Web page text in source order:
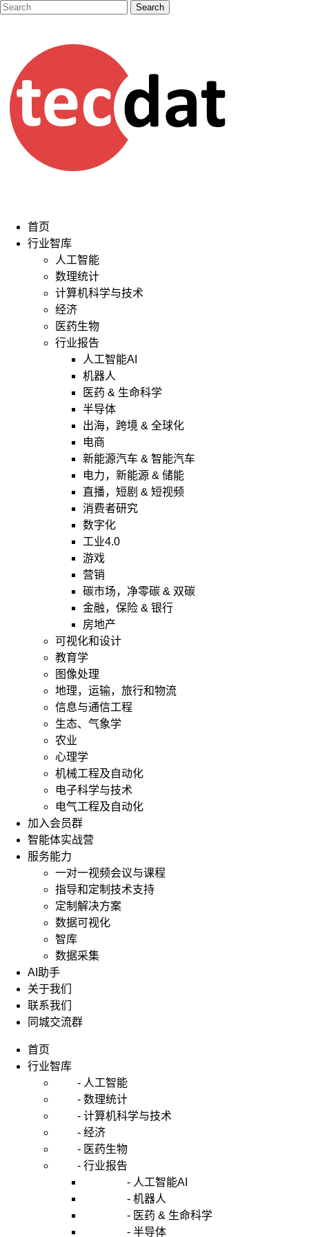
首页
行业智库
人工智能
数理统计
计算机科学与技术
经济
医药生物
行业报告
人工智能AI
机器人
医药 & 生命科学
半导体
出海，跨境 & 全球化
电商
新能源汽车 & 智能汽车
电力，新能源 & 储能
直播，短剧 & 短视频
消费者研究
数字化
工业4.0
游戏
营销
碳市场，净零碳 & 双碳
金融，保险 & 银行
房地产
可视化和设计
教育学
图像处理
地理，运输，旅行和物流
信息与通信工程
生态、气象学
农业
心理学
机械工程及自动化
电子科学与技术
电气工程及自动化
加入会员群
智能体实战营
服务能力
一对一视频会议与课程
指导和定制技术支持
定制解决方案
数据可视化
智库
数据采集
AI助手
关于我们
联系我们
同城交流群
首页
行业智库
- 人工智能
- 数理统计
- 计算机科学与技术
- 经济
- 医药生物
- 行业报告
- 人工智能AI
- 机器人
- 医药 & 生命科学
- 半导体